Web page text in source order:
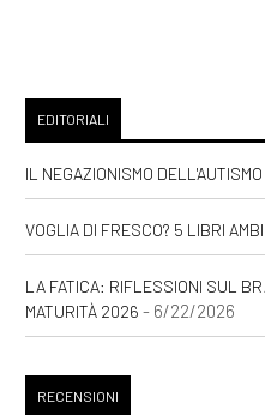
EDITORIALI
IL NEGAZIONISMO DELL'AUTISMO
VOGLIA DI FRESCO? 5 LIBRI
LA FATICA: RIFLESSIONI SUL
MATURITÀ 2026 - 6/22/2026
RECENSIONI